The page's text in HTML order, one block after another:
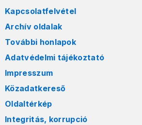
Kapcsolatfelvétel
Archív oldalak
További honlapok
Adatvédelmi tájékoztató
Impresszum
Közadatkereső
Oldaltérkép
Integritás, korrupció